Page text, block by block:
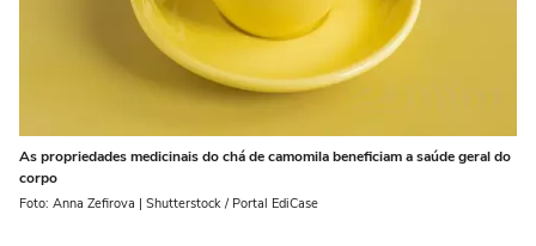
As propriedades medicinais do chá de camomila beneficiam a saúde geral do
corpo
Foto: Anna Zefirova | Shutterstock / Portal EdiCase